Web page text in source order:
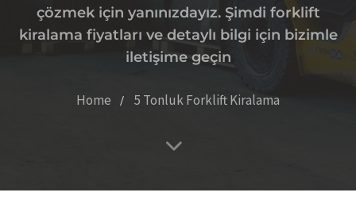
çözmek için yanınızdayız. Şimdi forklift
kiralama fiyatları ve detaylı bilgi için bizimle
iletişime geçin
Home 5 Tonluk Forklift Kiralama